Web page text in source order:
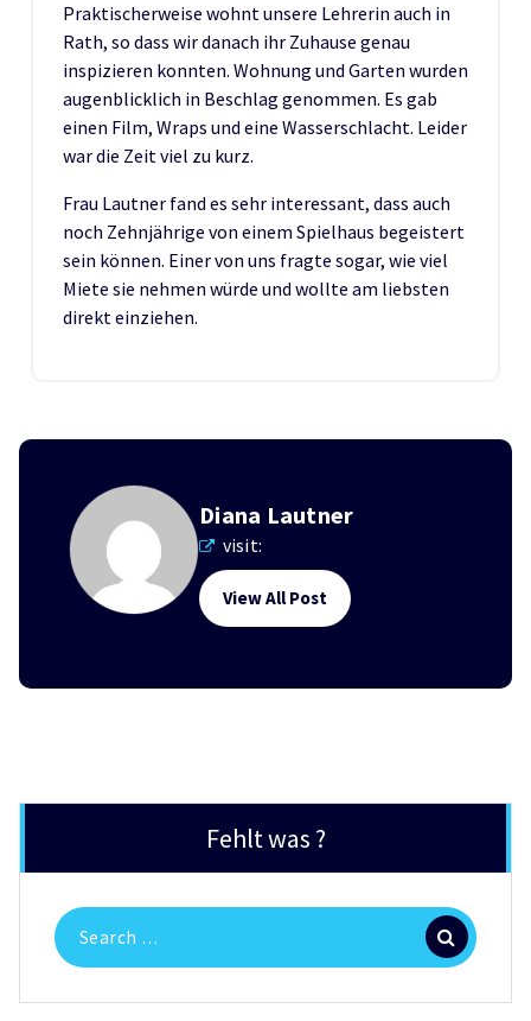
Praktischerweise wohnt unsere Lehrerin auch in
Rath, so dass wir danach ihr Zuhause genau
inspizieren konnten. Wohnung und Garten wurden
augenblicklich in Beschlag genommen. Es gab
einen Film, Wraps und eine Wasserschlacht. Leider
war die Zeit viel zu kurz.
Frau Lautner fand es sehr interessant, dass auch
noch Zehnjährige von einem Spielhaus begeistert
sein können. Einer von uns fragte sogar, wie viel
Miete sie nehmen würde und wollte am liebsten
direkt einziehen.
Diana Lautner
visit:
View All Post
Fehlt was ?
Search
for: